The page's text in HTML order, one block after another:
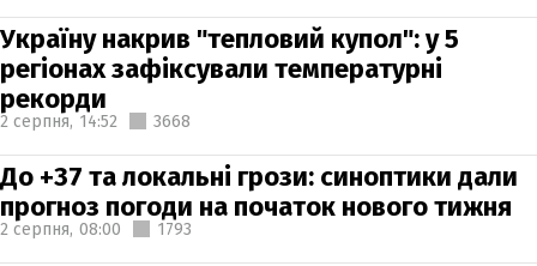
Україну накрив "тепловий купол": у 5
регіонах зафіксували температурні
рекорди
2 серпня, 14:52 3668
До +37 та локальні грози: синоптики дали
прогноз погоди на початок нового тижня
2 серпня, 08:00 1793